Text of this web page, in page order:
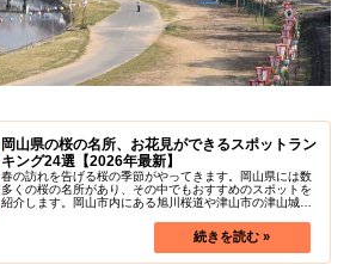
岡山県の桜の名所、お花見ができるスポットラン
キング24選【2026年最新】
春の訪れを告げる桜の季節がやってきます。岡山県には数
多くの桜の名所があり、その中でもおすすめのスポットを
紹介します。岡山市内にある旭川桜道や津山市の津山城、